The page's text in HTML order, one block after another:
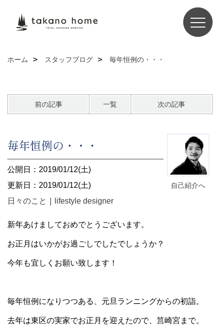
ホーム スタッフブログ 毎年恒例の・・・
前の記事 一覧 次の記事
自己紹介へ
毎年恒例の・・・
公開日：2019/01/12(土)
更新日：2019/01/12(土)
日々のこと
lifestyle designer
新年あけましておめでとうございます。
お正月はいかがお過ごしでしたでしょうか？
今年も宜しくお願い致します！
毎年恒例になりつつある、元旦ランニングからの初詣。
去年は東区の実家でお正月を迎えたので、筥崎宮まで。